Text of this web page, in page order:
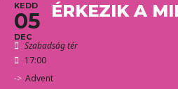
KEDD
05
DEC
ÉRKEZIK A
Szabadság tér
17:00
-> Advent